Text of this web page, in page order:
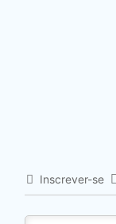
Inscrever-se